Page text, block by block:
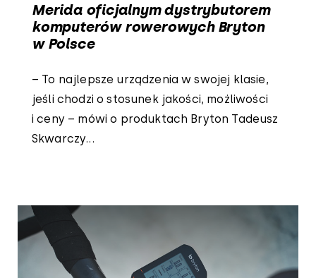
Merida oficjalnym dystrybutorem
komputerów rowerowych Bryton
w Polsce
– To najlepsze urządzenia w swojej klasie,
jeśli chodzi o stosunek jakości, możliwości
i ceny – mówi o produktach Bryton Tadeusz
Skwarczy...